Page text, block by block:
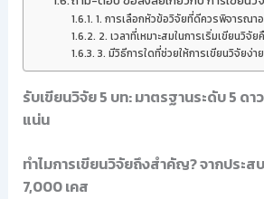
1. การเลือกหัวข้อวิจัยที่ดีควรพิจารณา
2. เวลาที่เหมาะสมในการเริ่มเขียนวิจัย
3. มีวิธีการใดที่ช่วยให้การเขียนวิจัยง่า
รับเขียนวิจัย 5 บท: มาตรฐานระดับ 5 ดา
แน่น
ทำไมการเขียนวิจัยถึงสำคัญ? จากประ
7,000 เคส